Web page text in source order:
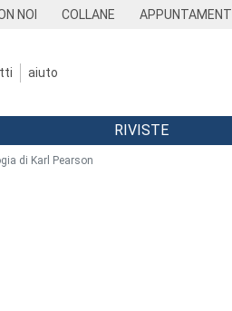
NOI COLLANE APPUNTAMENTI
aiuto
RIVISTE
di Karl Pearson